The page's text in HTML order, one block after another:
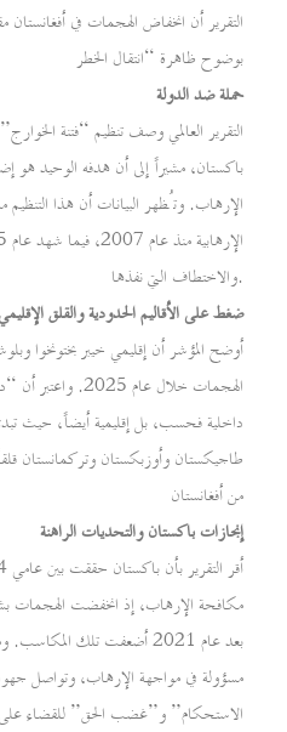
التقرير أن انخفاض الهجمات في
بوضوح ظاهرة “انتقال الخطر
حملة ضد الدولة
التقرير العالمي وصف تنظيم “فتنة
باكستان، مشيراً إلى أن هدفه الوحيد هو
الإرهاب. وتُظهر البيانات أن هذا
والاختطاف التي نفذها.
ضغط على الأقاليم الحدودية والقلق الإقليمي
أوضح المؤشر أن إقليمي خيبر بختونخوا
الهجمات خلال عام
داخلية فحسب، بل إقليمية أيضاً، حيث
طاجيكستان وأوزبكستان وتركمانستان قلقاً
من أفغانستان
إنجازات باكستان والتحديات الراهنة
مكافحة الإرهاب، إذ انخفضت الهجمات
بعد عام 2021 أضعفت تلك
مسؤولة في مواجهة الإرهاب، وتواصل
الاستحكام” و”غضب الحق” للقضاء